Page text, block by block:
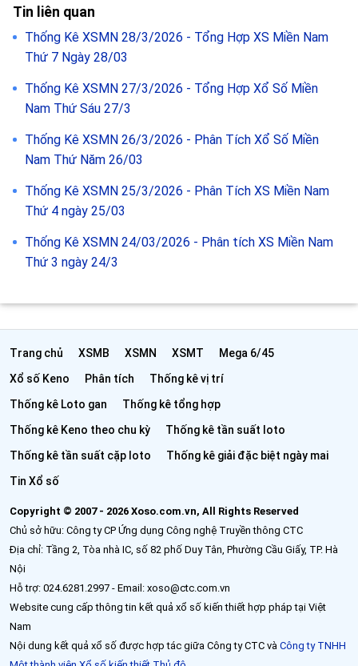
Tin liên quan
Thống Kê XSMN 28/3/2026 - Tổng Hợp XS Miền Nam
Thứ 7 Ngày 28/03
Thống Kê XSMN 27/3/2026 - Tổng Hợp Xổ Số Miền
Nam Thứ Sáu 27/3
Thống Kê XSMN 26/3/2026 - Phân Tích Xổ Số Miền
Nam Thứ Năm 26/03
Thống Kê XSMN 25/3/2026 - Phân Tích XS Miền Nam
Thứ 4 ngày 25/03
Thống Kê XSMN 24/03/2026 - Phân tích XS Miền Nam
Thứ 3 ngày 24/3
Trang chủ XSMB XSMN XSMT
Mega 6/45
Xổ số Keno
Phân tích
Thống kê vị trí
Thống kê Loto gan
Thống kê tổng hợp
Thống kê Keno theo chu kỳ
Thống kê tần suất loto
Thống kê tần suất cặp loto
Thống kê giải đặc biệt ngày mai
Tin Xổ số
Copyright © 2007 - 2026 Xoso.com.vn, All Rights Reserved
Chủ sở hữu: Công ty CP Ứng dụng Công nghệ Truyền thông CTC
Địa chỉ: Tầng 2, Tòa nhà IC, số 82 phố Duy Tân, Phường Cầu Giấy, TP. Hà
Nội
Hỗ trợ: 024.6281.2997 - Email: xoso@ctc.com.vn
Website cung cấp thông tin kết quả xổ số kiến thiết hợp pháp tại Việt
Nam
Nội dung kết quả xổ số được hợp tác giữa Công ty CTC và Công ty TNHH